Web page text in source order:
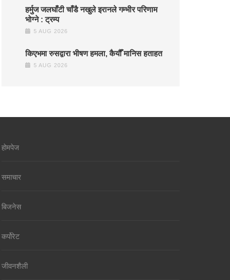
हर्मुज जलघाँटी चाँडै नखुले इरानले गम्भीर परिणाम
भोग्ने : ट्रम्प
5 AUG 2026
किएभमा रुसद्वारा भीषण हमला, कैयौँ मानिस हताहत
5 AUG 2026
होमपेज
समाचार
बिजनेस
कर्पोरेट
जीवनशैली